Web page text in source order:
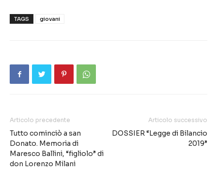
TAGS giovani
Articolo precedente
Tutto cominciò a san
Donato. Memoria di
Maresco Ballini, “figliolo” di
don Lorenzo Milani
Articolo successivo
DOSSIER “Legge di Bilancio
2019”